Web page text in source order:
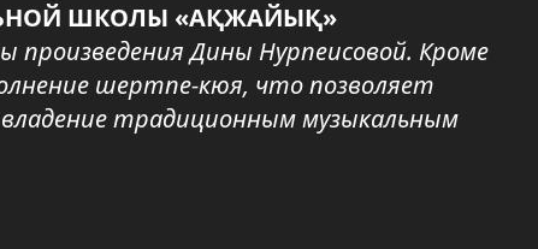
ШКОЛЫ «АҚЖАЙЫҚ»
произведения Дины Нурпеисовой. Кроме
шертпе-кюя, что позволяет
традиционным музыкальным